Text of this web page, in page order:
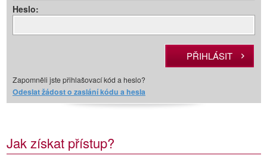
Heslo:
Zapomněli jste přihlašovací kód a heslo?
Odeslat žádost o zaslání kódu a hesla
Jak získat přístup?